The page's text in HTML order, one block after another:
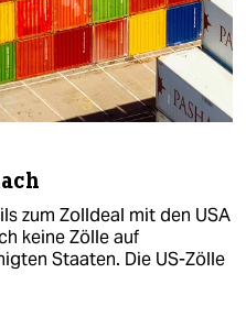
zum Zolldeal mit den USA
keine Zölle auf
Staaten. Die US-Zölle